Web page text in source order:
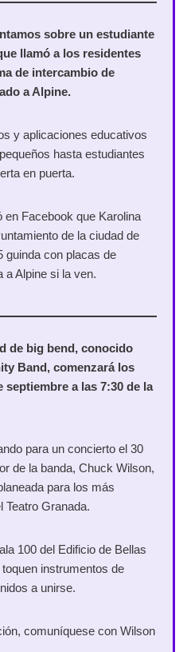
sobre un estudiante
llamó a los residentes
de intercambio de
a Alpine.
y aplicaciones educativos
hasta estudiantes
en puerta.
en Facebook que Karolina
de la ciudad de
guinda con placas de
a Alpine si la ven.
de big bend, conocido
Band, comenzará los
septiembre a las 7:30 de la
para un concierto el 30
de la banda, Chuck Wilson,
para los más
Teatro Granada.
100 del Edificio de Bellas
instrumentos de
a unirse.
comuníquese con Wilson